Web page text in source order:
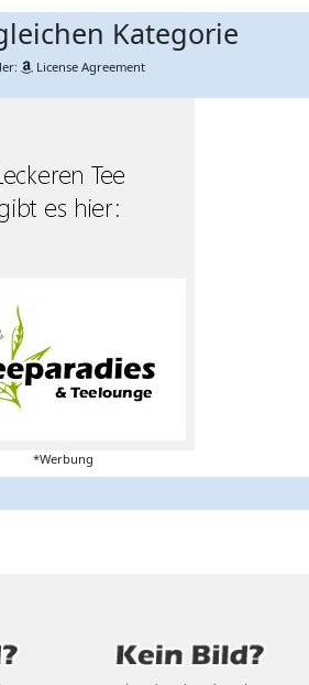
Kategorie
License Agreement
*Werbung